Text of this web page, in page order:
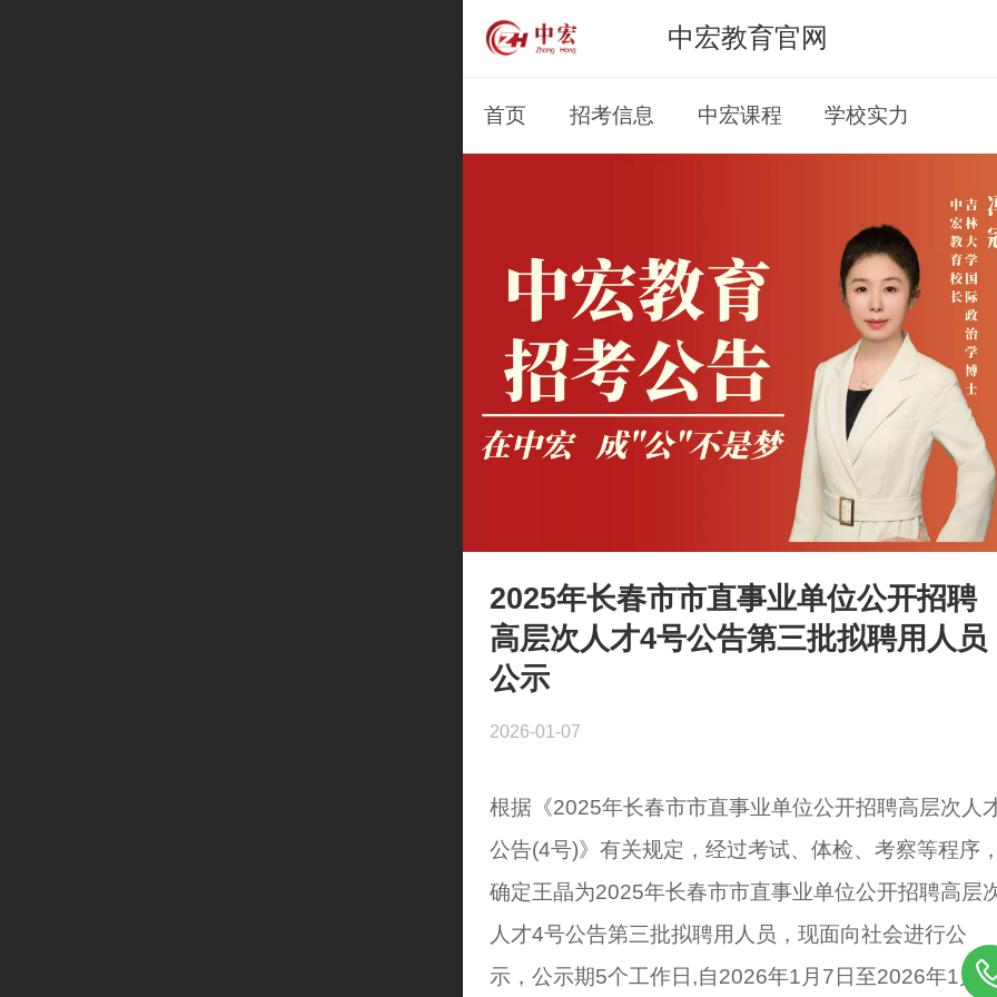
中宏教育官网
首页 招考信息 中宏课程 学校实力
2025年长春市市直事业单位公开招聘
高层次人才4号公告第三批拟聘用人员
公示
2026-01-07
根据《2025年长春市市直事业单位公开招聘高层次人
公告(4号)》有关规定，经过考试、体检、考察等程序，
确定王晶为2025年长春市市直事业单位公开招聘高层
人才4号公告第三批拟聘用人员，现面向社会进行公
示，公示期5个工作日,自2026年1月7日至2026年1月